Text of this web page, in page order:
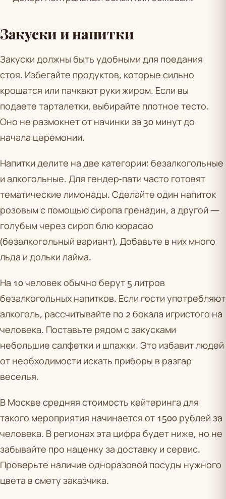
Закуски и напитки
Закуски должны быть удобными для поедания
стоя. Избегайте продуктов, которые сильно
крошатся или пачкают руки жиром. Если вы
подаете тарталетки, выбирайте плотное тесто.
Оно не размокнет от начинки за 30 минут до
начала церемонии.
Напитки делите на две категории: безалкогольные
и алкогольные. Для гендер-пати часто готовят
тематические лимонады. Сделайте один напиток
розовым с помощью сиропа гренадин, а другой —
голубым через сироп блю кюрасао
(безалкогольный вариант). Добавьте в них много
льда и дольки лайма.
На 10 человек обычно берут 5 литров
безалкогольных напитков. Если гости употребляют
алкоголь, рассчитывайте по 2 бокала игристого на
человека. Поставьте рядом с закусками
небольшие салфетки и шпажки. Это избавит людей
от необходимости искать приборы в разгар
веселья.
В Москве средняя стоимость кейтеринга для
такого мероприятия начинается от 1500 рублей за
человека. В регионах эта цифра будет ниже, но не
забывайте про наценку за доставку и сервис.
Проверьте наличие одноразовой посуды нужного
цвета в смету заказчика.